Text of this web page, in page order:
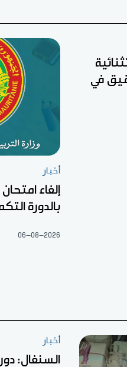
تحقيق في
أخبار
إلغاء
بالدورة
06-08-2026
أخبار
السنغال: